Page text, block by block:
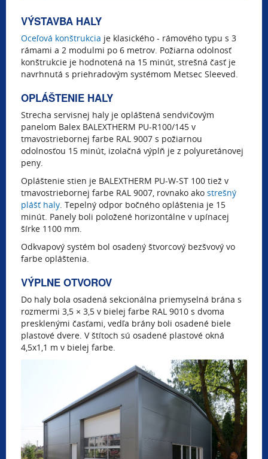
VÝSTAVBA HALY
Oceľová konštrukcia je klasického - rámového typu s 3
rámami a 2 modulmi po 6 metrov. Požiarna odolnosť
konštrukcie je hodnotená na 15 minút, strešná časť je
navrhnutá s priehradovým systémom Metsec Sleeved.
OPLÁŠTENIE HALY
Strecha servisnej haly je opláštená sendvičovým
panelom Balex BALEXTHERM PU-R100/145 v
tmavostriebornej farbe RAL 9007 s požiarnou
odolnosťou 15 minút, izolačná výplň je z polyuretánovej
peny.
Opláštenie stien je BALEXTHERM PU-W-ST 100 tiež v
tmavostriebornej farbe RAL 9007, rovnako ako strešný
plášť haly. Tepelný odpor bočného opláštenia je 15
minút. Panely boli položené horizontálne v upínacej
šírke 1100 mm.
Odkvapový systém bol osadený štvorcový bezšvový vo
farbe opláštenia.
VÝPLNE OTVOROV
Do haly bola osadená sekcionálna priemyselná brána s
rozmermi 3,5 × 3,5 v bielej farbe RAL 9010 s dvoma
presklenými časťami, vedľa brány boli osadené biele
plastové dvere. V štítoch sú osadené plastové okná
4,5x1,1 m v bielej farbe.